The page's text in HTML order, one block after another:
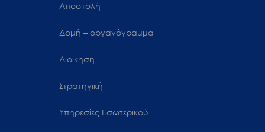
Αποστολή
Δομή – οργανόγραμμα
Διοίκηση
Στρατηγική
Υπηρεσίες Εσωτερικού